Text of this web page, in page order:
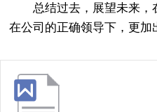
总结过去，展望未来
在公司的正确领导下，更加